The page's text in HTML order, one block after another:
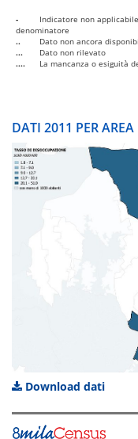
-
Indicatore non
denominatore
..
Dato non ancora
...
Dato non rilevato
....
La mancanza o esiguità
DATI 2011 PER
Download dati